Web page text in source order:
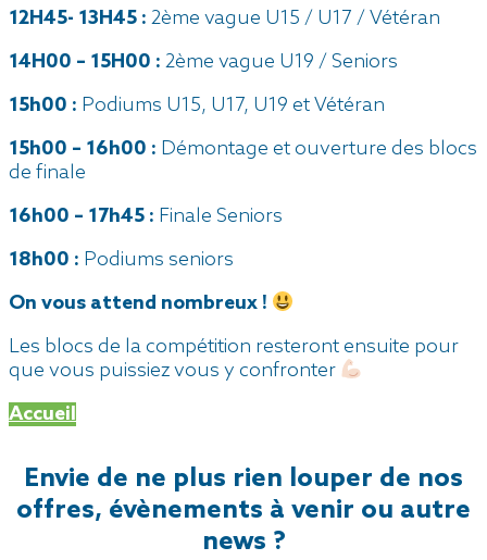
12H45- 13H45 : 2ème vague U15 / U17 / Vétéran
14H00 – 15H00 : 2ème vague U19 / Seniors
15h00 : Podiums U15, U17, U19 et Vétéran
15h00 – 16h00 : Démontage et ouverture des blocs
de finale
16h00 – 17h45 : Finale Seniors
18h00 : Podiums seniors
On vous attend nombreux !
Les blocs de la compétition resteront ensuite pour
que vous puissiez vous y confronter
Accueil
Envie de ne plus rien louper de nos
offres, évènements à venir ou autre
news ?